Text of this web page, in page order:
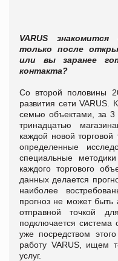
VARUS знакомится
только после
или вы заранее
контакта?
Со второй половины
развития сети VARUS .
семью объектами, за
тринадцатью
каждой новой
определенные
специальные
каждого торгового
данных делается
наиболее
прогноз не может
отправной точкой
подключается система
уже посредством
работу VARUS, ищем
услуг.